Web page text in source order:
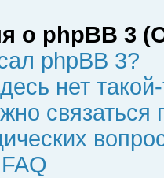
о phpBB 3
phpBB 3?
нет
связаться